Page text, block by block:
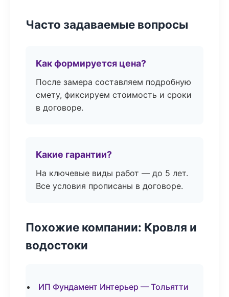
Часто задаваемые вопросы
Как формируется цена?
После замера составляем подробную
смету, фиксируем стоимость и сроки
в договоре.
Какие гарантии?
На ключевые виды работ — до 5 лет.
Все условия прописаны в договоре.
Похожие компании: Кровля и
водостоки
ИП Фундамент Интерьер — Тольятти